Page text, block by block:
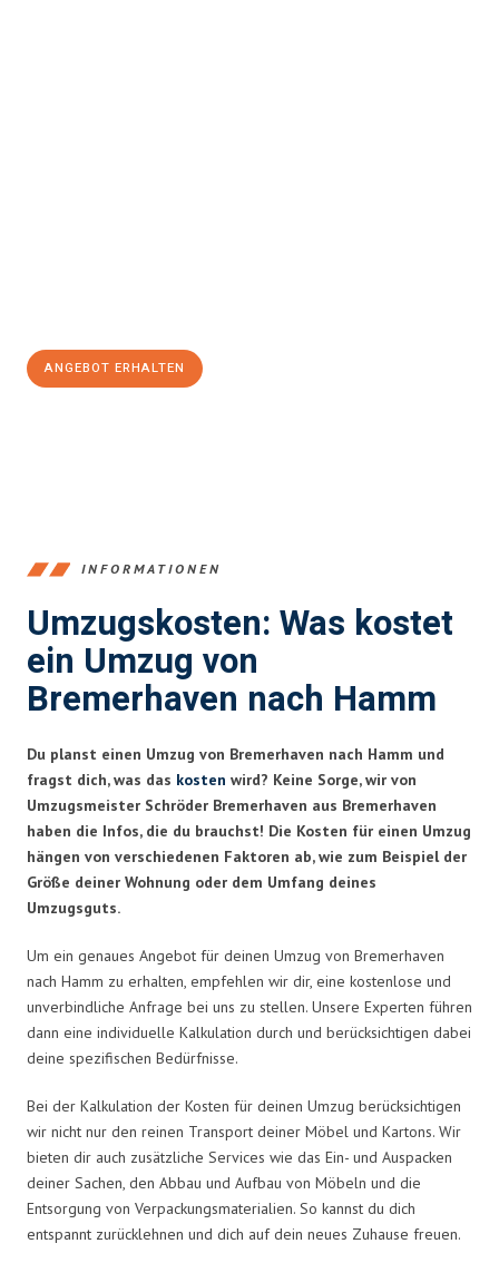
ANGEBOT ERHALTEN
INFORMATIONEN
Umzugskosten: Was kostet
ein Umzug von
Bremerhaven nach Hamm
Du planst einen Umzug von Bremerhaven nach Hamm und
fragst dich, was das kosten wird? Keine Sorge, wir von
Umzugsmeister Schröder Bremerhaven aus Bremerhaven
haben die Infos, die du brauchst! Die Kosten für einen Umzug
hängen von verschiedenen Faktoren ab, wie zum Beispiel der
Größe deiner Wohnung oder dem Umfang deines
Umzugsguts.
Um ein genaues Angebot für deinen Umzug von Bremerhaven
nach Hamm zu erhalten, empfehlen wir dir, eine kostenlose und
unverbindliche Anfrage bei uns zu stellen. Unsere Experten führen
dann eine individuelle Kalkulation durch und berücksichtigen dabei
deine spezifischen Bedürfnisse.
Bei der Kalkulation der Kosten für deinen Umzug berücksichtigen
wir nicht nur den reinen Transport deiner Möbel und Kartons. Wir
bieten dir auch zusätzliche Services wie das Ein- und Auspacken
deiner Sachen, den Abbau und Aufbau von Möbeln und die
Entsorgung von Verpackungsmaterialien. So kannst du dich
entspannt zurücklehnen und dich auf dein neues Zuhause freuen.